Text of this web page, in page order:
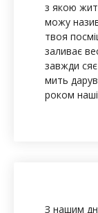
з якою
можу
твоя
заливає
завжди
мить
роком
З нашим